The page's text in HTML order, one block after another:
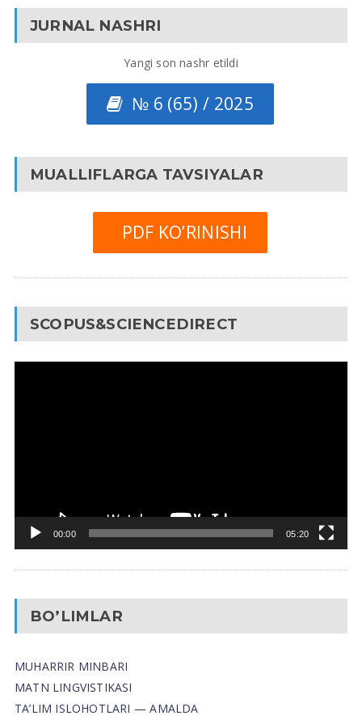
JURNAL NASHRI
Yangi son nashr etildi
№ 6 (65) / 2025
MUALLIFLARGA TAVSIYALAR
PDF KO’RINISHI
SCOPUS&SCIENCEDIRECT
00:00 05:20
BO’LIMLAR
MUHARRIR MINBARI
MATN LINGVISTIKASI
TA’LIM ISLOHOTLARI — AMALDA